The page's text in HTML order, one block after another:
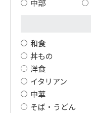
中部
和食
丼もの
洋食
イタリアン
中華
そば・うどん